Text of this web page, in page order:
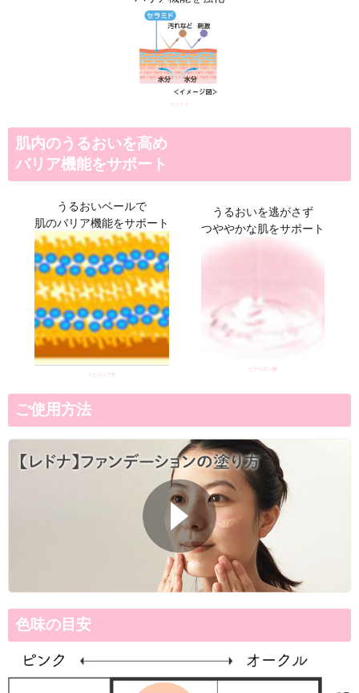
乾燥肌の方、花粉症の方
◆乾燥しないパウダーファン
◆ナチュラルで軽い使用感が
Tゾーンは脂っぽいのに頬
つけている間中、
美肌菌を育てるファン